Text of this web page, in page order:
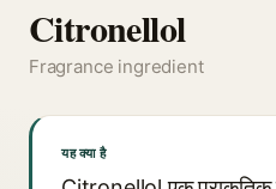
Citronellol
Fragrance ingredient
यह क्या है